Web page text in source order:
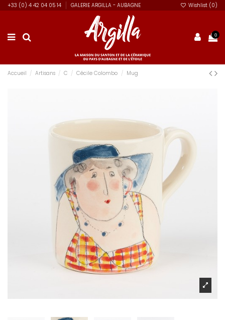
+33 (0) 4 42 04 05 14 GALERIE ARGILLA - AUBAGNE Wishlist (0)
0
Accueil Artisans C Cécile Colombo Mug